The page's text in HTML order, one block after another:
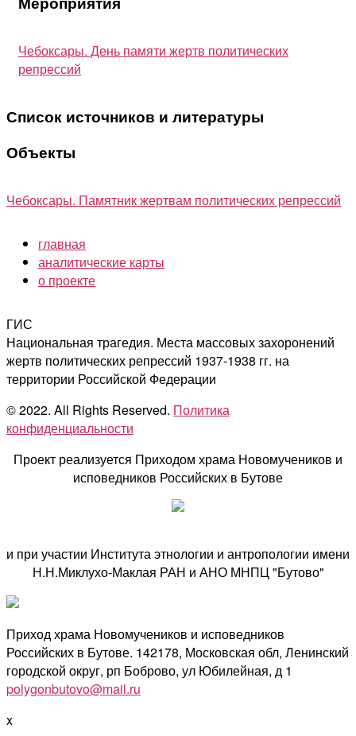
Чебоксары. День памяти жертв политических
репрессий
Список источников и литературы
Объекты
Чебоксары. Памятник жертвам политических репрессий
главная
аналитические карты
о проекте
ГИС
Национальная трагедия. Места массовых захоронений
жертв политических репрессий 1937-1938 гг. на
территории Российской Федерации
© 2022. All Rights Reserved. Политика
конфиденциальности
Проект реализуется Приходом храма Новомучеников и
исповедников Российских в Бутове
и при участии Института этнологии и антропологии имени
Н.Н.Миклухо-Маклая РАН и АНО МНПЦ "Бутово"
Приход храма Новомучеников и исповедников
Российских в Бутове. 142178, Московская обл, Ленинский
городской округ, рп Боброво, ул Юбилейная, д 1
polygonbutovo@mail.ru
x